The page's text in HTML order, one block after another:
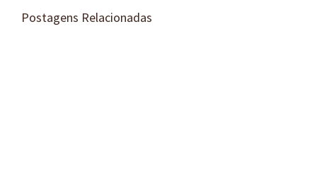
Postagens Relacionadas